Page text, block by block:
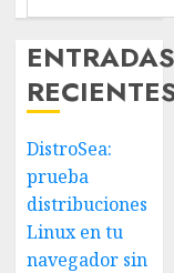
DistroSea:
prueba
distribuciones
Linux en tu
navegador sin